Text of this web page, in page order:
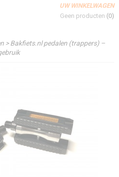
UW WINKELWAGEN
Geen producten (0)
>Bakfiets.nl pedalen (trappers) –